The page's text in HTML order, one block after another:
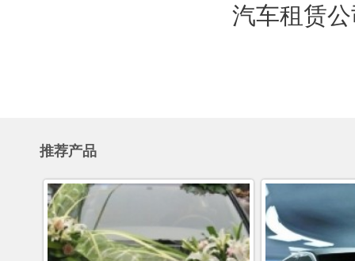
汽车租赁
推荐产品